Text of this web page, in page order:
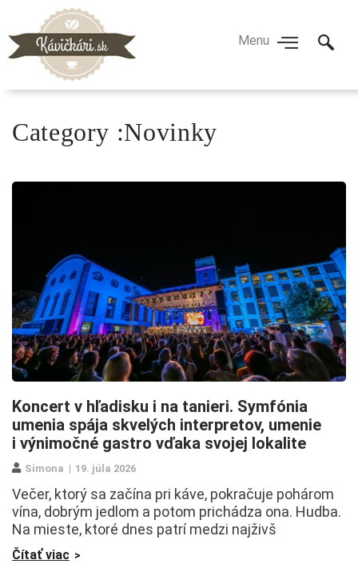
Category :Novinky
Koncert v hľadisku i na tanieri. Symfónia
umenia spája skvelých interpretov, umenie
i výnimočné gastro vďaka svojej lokalite
Simona 19. júla 2026
Večer, ktorý sa začína pri káve, pokračuje pohárom
vína, dobrým jedlom a potom prichádza ona. Hudba.
Na mieste, ktoré dnes patrí medzi najživš
Čítať viac